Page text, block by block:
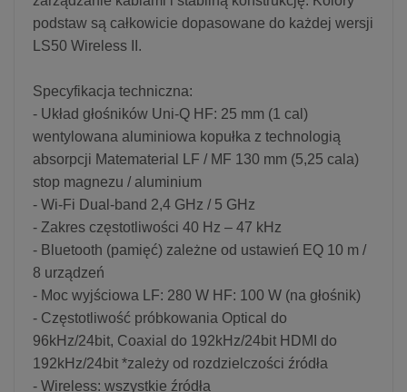
podstaw są całkowicie dopasowane do każdej wersji
LS50 Wireless II.
Specyfikacja techniczna:
- Układ głośników Uni-Q HF: 25 mm (1 cal)
wentylowana aluminiowa kopułka z technologią
absorpcji Matematerial LF / MF 130 mm (5,25 cala)
stop magnezu / aluminium
- Wi-Fi Dual-band 2,4 GHz / 5 GHz
- Zakres częstotliwości 40 Hz – 47 kHz
- Bluetooth (pamięć) zależne od ustawień EQ 10 m /
8 urządzeń
- Moc wyjściowa LF: 280 W HF: 100 W (na głośnik)
- Częstotliwość próbkowania Optical do
96kHz/24bit, Coaxial do 192kHz/24bit HDMI do
192kHz/24bit *zależy od rozdzielczości źródła
- Wireless: wszystkie źródła